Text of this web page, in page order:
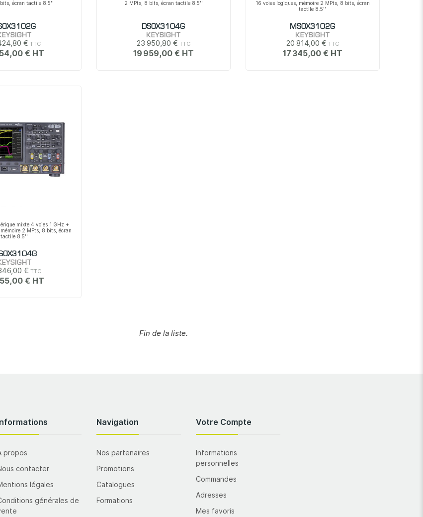
écran tactile 8.5''
€
€
2 MPts, 8 bits, écran tactile 8.5''
DSOX3104G
KEYSIGHT
23 950,80 €
19 959,00 €
16 voies logiques, mémoire 2 MPts, 8 bits, écran
tactile 8.5''
MSOX3102G
KEYSIGHT
20 814,00 €
17 345,00 €
mixte 4 voies 1 GHz +
2 MPts, 8 bits, écran
tactile 8.5''
€
€
Fin de la liste.
propos
contacter
légales
générales de
Navigation
Nos partenaires
Promotions
Catalogues
Formations
Votre Compte
Informations
personnelles
Commandes
Adresses
Mes favoris